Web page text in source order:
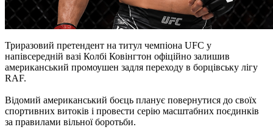
Триразовий претендент на титул чемпіона UFC у
напівсередній вазі Колбі Ковінгтон офіційно залишив
американський промоушен задля переходу в борцівську лігу
RAF.
Відомий американський боєць планує повернутися до своїх
спортивних витоків і провести серію масштабних поєдинків
за правилами вільної боротьби.